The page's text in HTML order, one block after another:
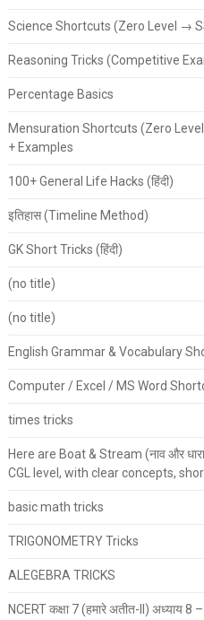
Science Shortcuts (Zero Level →
Reasoning Tricks (Competitive
Percentage Basics
Mensuration Shortcuts (Zero
+ Examples
100+ General Life Hacks (हिंदी)
इतिहास (Timeline Method)
GK Short Tricks (हिंदी)
(no title)
(no title)
English Grammar & Vocabulary
Computer / Excel / MS Word
times tricks
Here are Boat & Stream (नाव और
CGL level, with clear concepts,
basic math tricks
TRIGONOMETRY Tricks
ALEGEBRA TRICKS
NCERT कक्षा 7 (हमारे अतीत-II) अध्याय